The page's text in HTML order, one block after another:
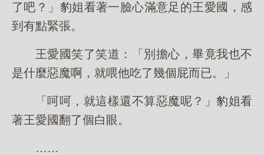
了吧？」豹姐看著一臉心滿意足的王愛國，感
到有點緊張。
王愛國笑了笑道：「別擔心，畢竟我也不
是什麼惡魔啊，就喂他吃了幾個屁而已。」
「呵呵，就這樣還不算惡魔呢？」豹姐看
著王愛國翻了個白眼。
……